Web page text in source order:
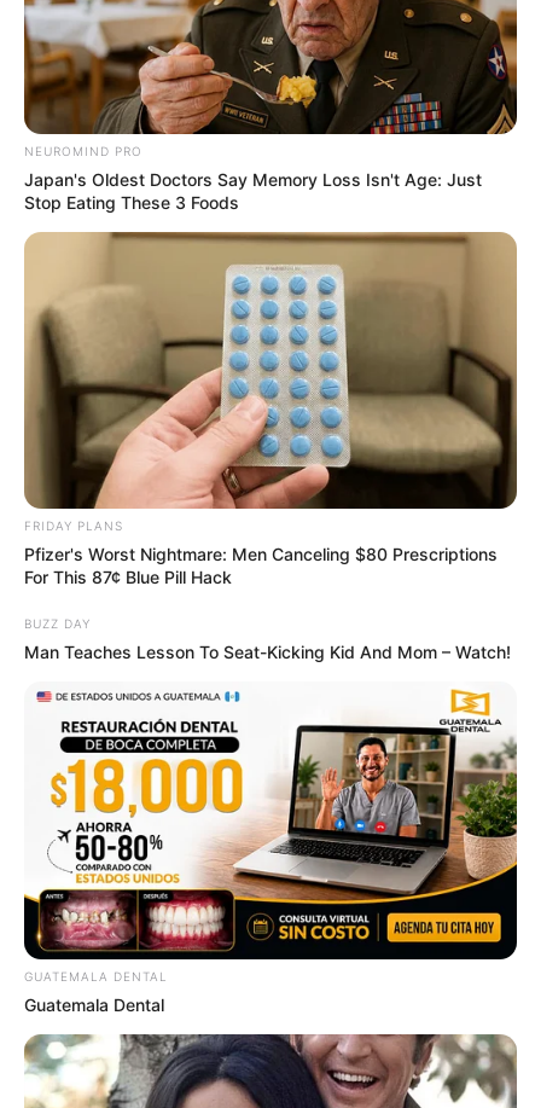
NEUROMIND PRO
Japan's Oldest Doctors Say Memory Loss Isn't Age: Just
Stop Eating These 3 Foods
FRIDAY PLANS
Pfizer's Worst Nightmare: Men Canceling $80 Prescriptions
For This 87¢ Blue Pill Hack
BUZZ DAY
Man Teaches Lesson To Seat-Kicking Kid And Mom – Watch!
GUATEMALA DENTAL
Guatemala Dental